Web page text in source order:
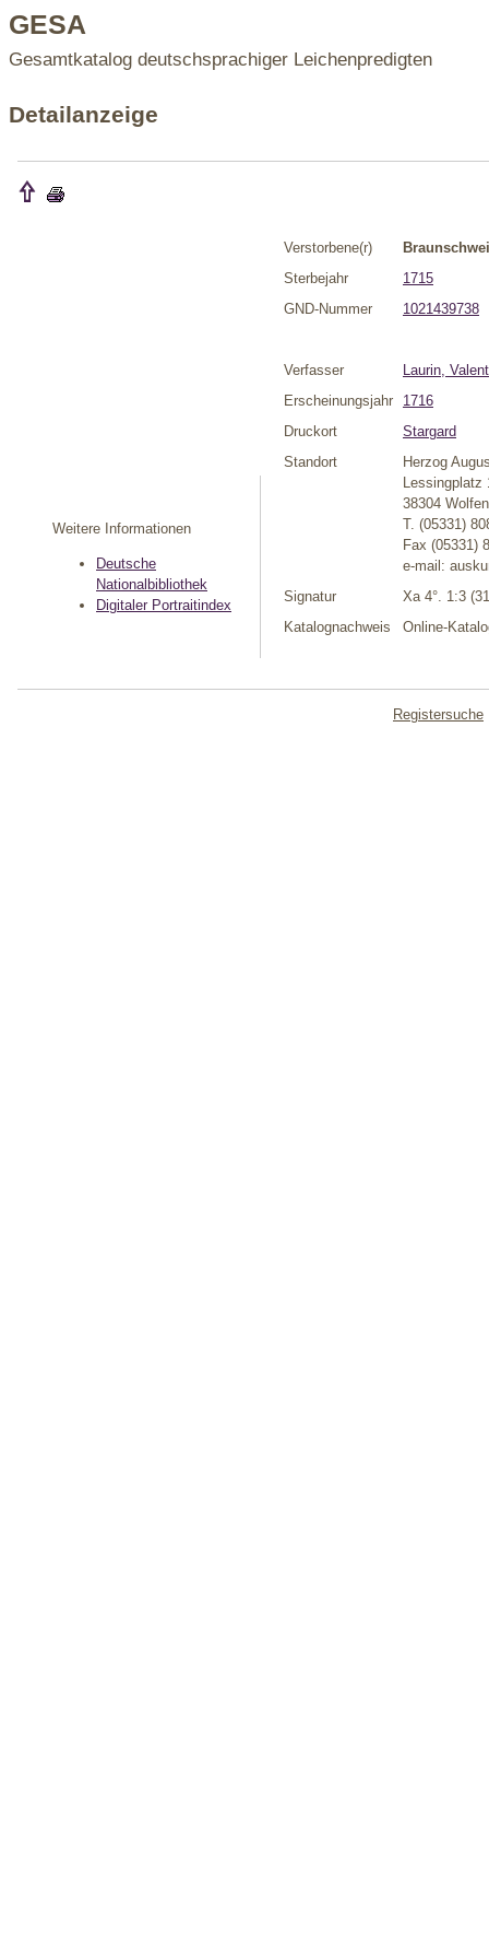
GESA
Gesamtkatalog deutschsprachiger Leichenpredigten
Detailanzeige
Weitere Informationen
Deutsche
Nationalbibliothek
Digitaler Portraitindex
Verstorbene(r)
Sterbejahr
1715
GND-Nummer
1021439738
Verfasser
Laurin,
Erscheinungsjahr
1716
Druckort
Stargard
Standort
Herzog
Lessingplatz
38304
T. (05331)
Fax (05331)
e-mail:
Signatur
Xa 4°. 1:3
Katalognachweis
Online-
Registersuche